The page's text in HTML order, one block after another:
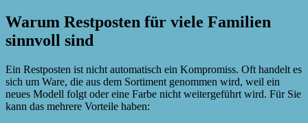
Warum Restposten für viele Familien
sinnvoll sind
Ein Restposten ist nicht automatisch ein Kompromiss. Oft handelt es
sich um Ware, die aus dem Sortiment genommen wird, weil ein
neues Modell folgt oder eine Farbe nicht weitergeführt wird. Für Sie
kann das mehrere Vorteile haben: